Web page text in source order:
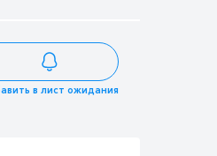
796
900 в лист ожидания